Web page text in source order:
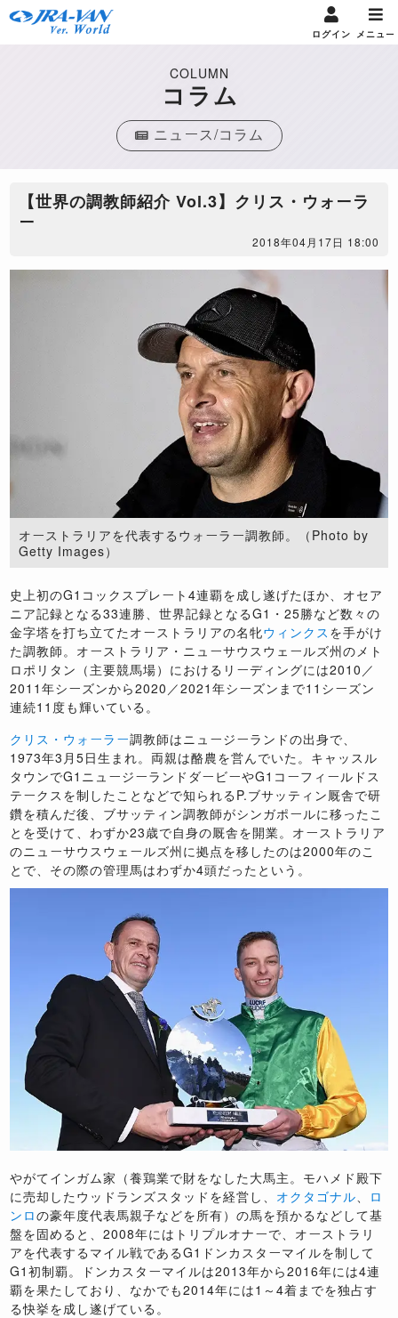
ログイン メニュー
COLUMN
コラム
ニュース/コラム
【世界の調教師紹介 Vol.3】クリス・ウォーラ
ー
2018年04月17日 18:00
オーストラリアを代表するウォーラー調教師。（Photo by
Getty Images）
史上初のG1コックスプレート4連覇を成し遂げたほか、オセア
ニア記録となる33連勝、世界記録となるG1・25勝など数々の
金字塔を打ち立てたオーストラリアの名牝ウィンクス を手がけ
た調教師。オーストラリア・ニューサウスウェールズ州のメト
ロポリタン（主要競馬場）におけるリーディングには2010／
2011年シーズンから2020／2021年シーズンまで11シーズン
連続11度も輝いている。
クリス・ウォーラー調教師はニュージーランドの出身で、
1973年3月5日生まれ。両親は酪農を営んでいた。キャッスル
タウンでG1ニュージーランドダービーやG1コーフィールドス
テークスを制したことなどで知られるP.ブサッティン厩舎で研
鑽を積んだ後、ブサッティン調教師がシンガポールに移ったこ
とを受けて、わずか23歳で自身の厩舎を開業。オーストラリア
のニューサウスウェールズ州に拠点を移したのは2000年のこ
とで、その際の管理馬はわずか4頭だったという。
やがてインガム家（養鶏業で財をなした大馬主。モハメド殿下
に売却したウッドランズスタッドを経営し、 オクタゴナル
ロ
ンロの豪年度代表馬親子などを所有）の馬を預かるなどして基
盤を固めると、2008年にはトリプルオナーで、オーストラリ
アを代表するマイル戦であるG1ドンカスターマイルを制して
G1初制覇。ドンカスターマイルは2013年から2016年には4連
覇を果たしており、なかでも2014年には1～4着までを独占す
る快挙を成し遂げている。